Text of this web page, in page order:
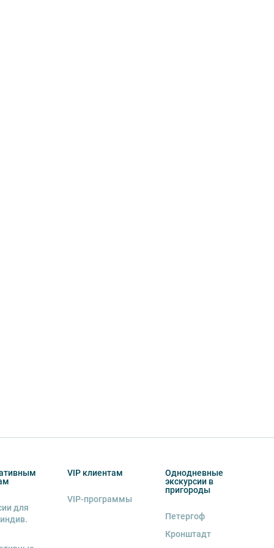
для
VIP клиентам
VIP-программы
Однодневные
экскурсии в
пригороды
Петергоф
Кронштадт